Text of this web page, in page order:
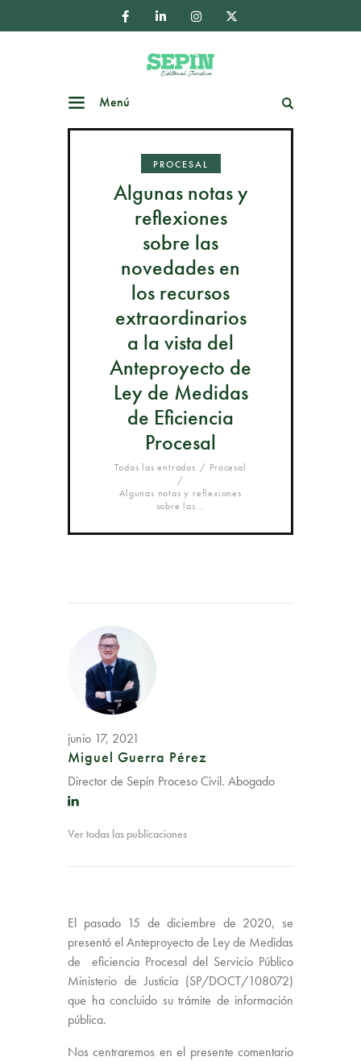
Menú
PROCESAL
Algunas notas y
reflexiones
sobre las
novedades en
los recursos
extraordinarios
a la vista del
Anteproyecto de
Ley de Medidas
de Eficiencia
Procesal
Todas las entradas
Procesal
Algunas notas y reflexiones
sobre las...
junio 17, 2021
Miguel Guerra Pérez
Director de Sepín Proceso Civil. Abogado
Ver todas las publicaciones
El pasado 15 de diciembre de 2020, se
presentó el Anteproyecto de Ley de Medidas
de eficiencia Procesal del Servicio Público
Ministerio de Justicia (SP/DOCT/108072)
que ha concluido su trámite de información
pública.
Nos centraremos en el presente comentario